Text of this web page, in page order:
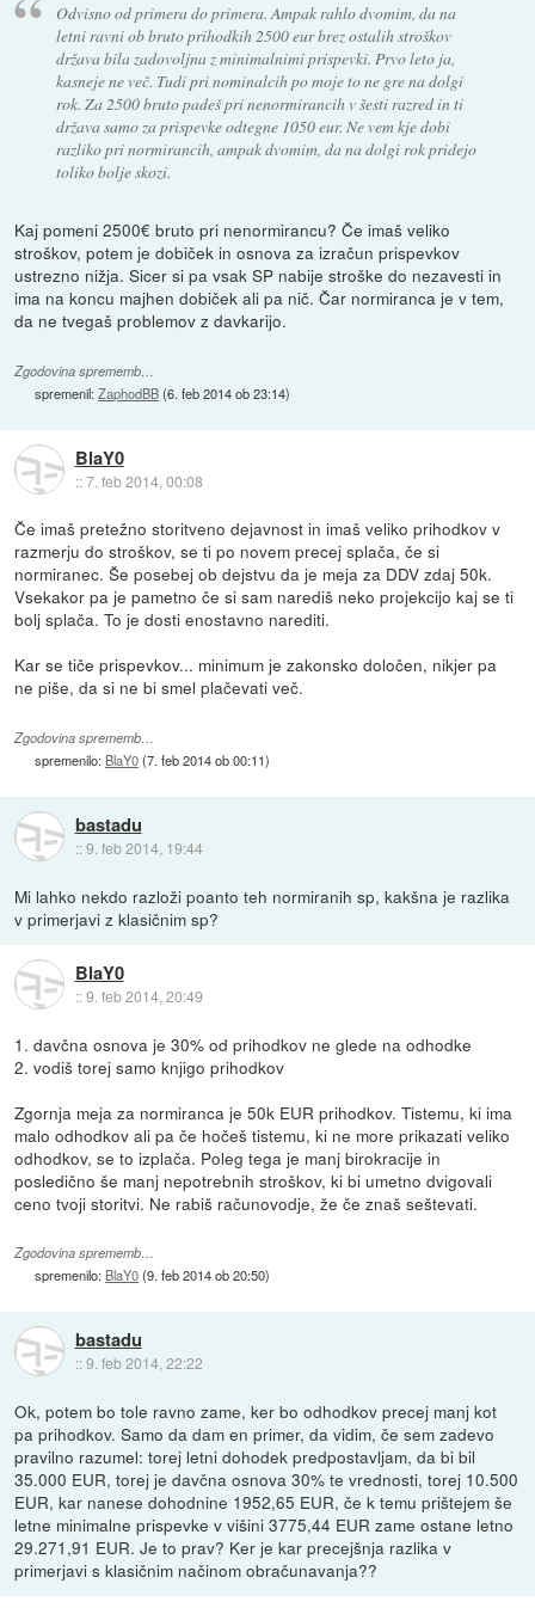
Odvisno od primera do primera. Ampak rahlo dvomim, da na
letni ravni ob bruto prihodkih 2500 eur brez ostalih stroškov
država bila zadovoljna z minimalnimi prispevki. Prvo leto ja,
kasneje ne več. Tudi pri nominalcih po moje to ne gre na dolgi
rok. Za 2500 bruto padeš pri nenormirancih v šesti razred in ti
država samo za prispevke odtegne 1050 eur. Ne vem kje dobi
razliko pri normirancih, ampak dvomim, da na dolgi rok pridejo
toliko bolje skozi.
Kaj pomeni 2500€ bruto pri nenormirancu? Če imaš veliko
stroškov, potem je dobiček in osnova za izračun prispevkov
ustrezno nižja. Sicer si pa vsak SP nabije stroške do nezavesti in
ima na koncu majhen dobiček ali pa nič. Čar normiranca je v tem,
da ne tvegaš problemov z davkarijo.
Zgodovina sprememb…
spremenil:ZaphodBB(6. feb 2014 ob 23:14)
BlaY0
::7. feb 2014, 00:08
Če imaš pretežno storitveno dejavnost in imaš veliko prihodkov v
razmerju do stroškov, se ti po novem precej splača, če si
normiranec. Še posebej ob dejstvu da je meja za DDV zdaj 50k.
Vsekakor pa je pametno če si sam narediš neko projekcijo kaj se ti
bolj splača. To je dosti enostavno narediti.
Kar se tiče prispevkov... minimum je zakonsko določen, nikjer pa
ne piše, da si ne bi smel plačevati več.
Zgodovina sprememb…
spremenilo: BlaY0(7. feb 2014 ob 00:11)
bastadu
::9. feb 2014, 19:44
Mi lahko nekdo razloži poanto teh normiranih sp, kakšna je razlika
v primerjavi z klasičnim sp?
BlaY0
::9. feb 2014, 20:49
1. davčna osnova je 30% od prihodkov ne glede na odhodke
2. vodiš torej samo knjigo prihodkov
Zgornja meja za normiranca je 50k EUR prihodkov. Tistemu, ki ima
malo odhodkov ali pa če hočeš tistemu, ki ne more prikazati veliko
odhodkov, se to izplača. Poleg tega je manj birokracije in
posledično še manj nepotrebnih stroškov, ki bi umetno dvigovali
ceno tvoji storitvi. Ne rabiš računovodje, že če znaš seštevati.
Zgodovina sprememb…
spremenilo: BlaY0(9. feb 2014 ob 20:50)
bastadu
::9. feb 2014, 22:22
Ok, potem bo tole ravno zame, ker bo odhodkov precej manj kot
pa prihodkov. Samo da dam en primer, da vidim, če sem zadevo
pravilno razumel: torej letni dohodek predpostavljam, da bi bil
35.000 EUR, torej je davčna osnova 30% te vrednosti, torej 10.500
EUR, kar nanese dohodnine 1952,65 EUR, če k temu prištejem še
letne minimalne prispevke v višini 3775,44 EUR zame ostane letno
29.271,91 EUR. Je to prav? Ker je kar precejšnja razlika v
primerjavi s klasičnim načinom obračunavanja??